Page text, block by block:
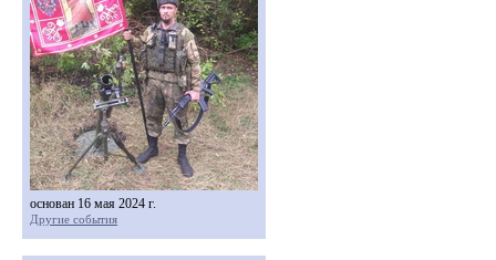
основан 16 мая 2024 г.
Другие события